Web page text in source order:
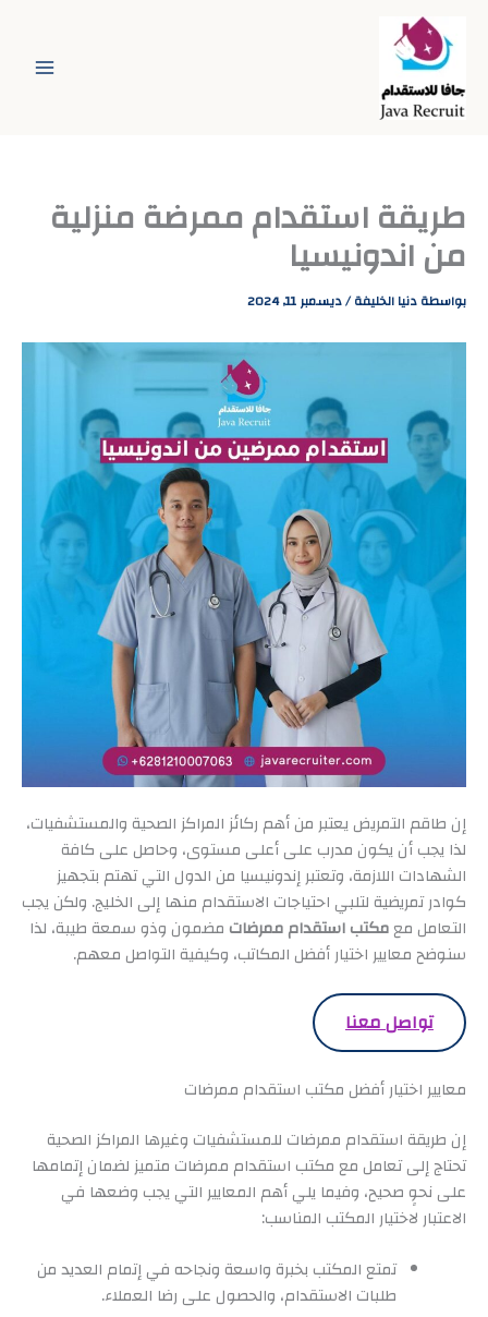
المحتوى
طريقة استقدام ممرضة منزلية
من اندونيسيا
بواسطةدنيا الخليفة/ديسمبر 11, 2024
إن طاقم التمريض يعتبر من أهم ركائز المراكز الصحية والمستشفيات،
لذا يجب أن يكون مدرب على أعلى مستوى، وحاصل على كافة
الشهادات اللازمة، وتعتبر إندونيسيا من الدول التي تهتم بتجهيز
كوادر تمريضية لتلبي احتياجات الاستقدام منها إلى الخليج. ولكن يجب
التعامل معمكتب استقدام ممرضات مضمون وذو سمعة طيبة، لذا
سنوضح معايير اختيار أفضل المكاتب، وكيفية التواصل معهم.
تواصل معنا
معايير اختيار أفضل مكتب استقدام ممرضات
إن طريقة استقدام ممرضات للمستشفيات وغيرها المراكز الصحية
تحتاج إلى تعامل مع مكتب استقدام ممرضات متميز لضمان إتمامها
على نحوٍ صحيح، وفيما يلي أهم المعايير التي يجب وضعها في
الاعتبار لاختيار المكتب المناسب:
تمتع المكتب بخبرة واسعة ونجاحه في إتمام العديد من
طلبات الاستقدام، والحصول على رضا العملاء.